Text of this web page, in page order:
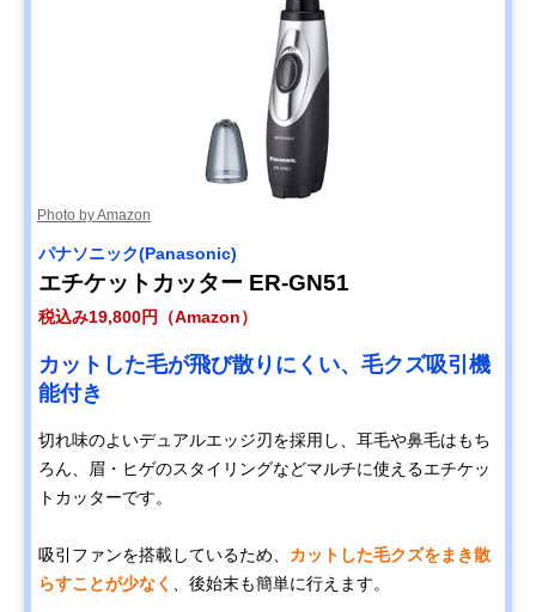
Photo by Amazon
パナソニック(Panasonic)
エチケットカッター ER-GN51
税込み19,800円（Amazon）
カットした毛が飛び散りにくい、毛クズ吸引機
能付き
切れ味のよいデュアルエッジ刃を採用し、耳毛や鼻毛はもち
ろん、眉・ヒゲのスタイリングなどマルチに使えるエチケッ
トカッターです。
吸引ファンを搭載しているため、 カットした毛クズをまき散
らすことが少なく
、後始末も簡単に行えます。